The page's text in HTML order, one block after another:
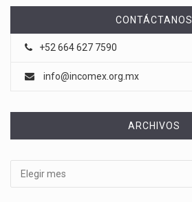
CONTÁCTANOS
+52 664 627 7590
info@incomex.org.mx
ARCHIVOS